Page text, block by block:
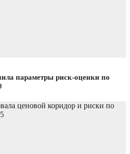
параметры риск-оценки по